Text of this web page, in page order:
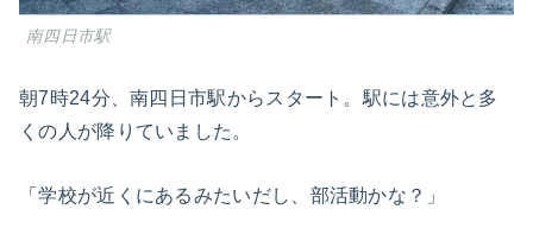
南四日市駅
朝7時24分、南四日市駅からスタート。駅には意外と多
くの人が降りていました。
「学校が近くにあるみたいだし、部活動かな？」